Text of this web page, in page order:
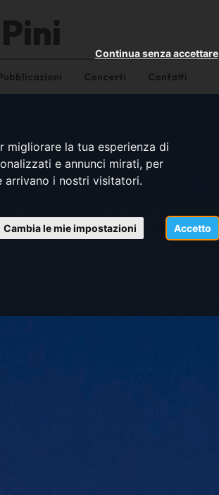
migliorare la tua esperienza di
e annunci mirati, per
arrivano i nostri visitatori.
Accetto
Continua senza accettare
Cambia le mie impostazioni
Concerti Contatti